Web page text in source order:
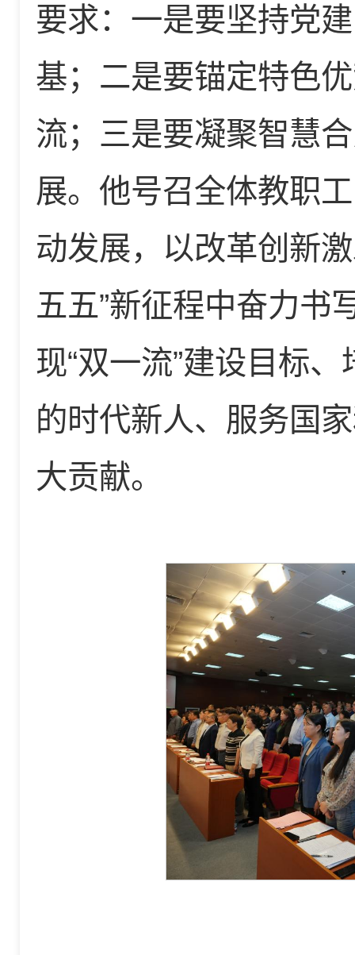
要求：一是要坚持党
基；二是要锚定特色
流；三是要凝聚智慧
展。他号召全体教职
动发展，以改革创新
五五”新征程中奋力书
现“双一流”建设目标
的时代新人、服务国
大贡献。